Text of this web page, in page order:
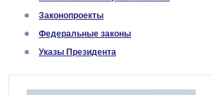
Законопроекты
Федеральные законы
Указы Президента